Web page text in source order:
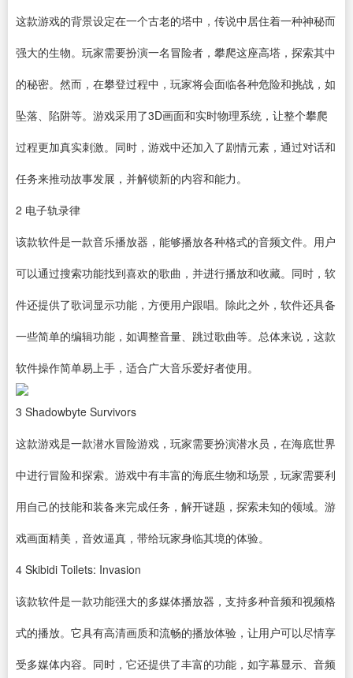
这款游戏的背景设定在一个古老的塔中，传说中居住着一种神秘而
强大的生物。玩家需要扮演一名冒险者，攀爬这座高塔，探索其中
的秘密。然而，在攀登过程中，玩家将会面临各种危险和挑战，如
坠落、陷阱等。游戏采用了3D画面和实时物理系统，让整个攀爬
过程更加真实刺激。同时，游戏中还加入了剧情元素，通过对话和
任务来推动故事发展，并解锁新的内容和能力。
2 电子轨录律
该款软件是一款音乐播放器 ，能够播放各种格式的音频文件。用户
可以通过搜索功能找到喜欢的歌曲，并进行播放和收藏。同时，软
件还提供了歌词显示功能，方便用户跟唱。除此之外，软件还具备
一些简单的编辑功能，如调整音量、跳过歌曲等。总体来说，这款
软件操作简单易上手，适合广大音乐爱好者使用。
3 Shadowbyte Survivors
这款游戏是一款潜水冒险游戏，玩家需要扮演潜水员，在海底世界
中进行冒险和探索。游戏中有丰富的海底生物和场景，玩家需要利
用自己的技能和装备来完成任务，解开谜题，探索未知的领域。游
戏画面精美，音效逼真，带给玩家身临其境的体验。
4 Skibidi Toilets: Invasion
该款软件是一款功能强大的多媒体播放器 ，支持多种音频和视频格
式的播放。它具有高清画质和流畅的播放体验，让用户可以尽情享
受多媒体内容。同时，它还提供了丰富的功能，如字幕显示、音频